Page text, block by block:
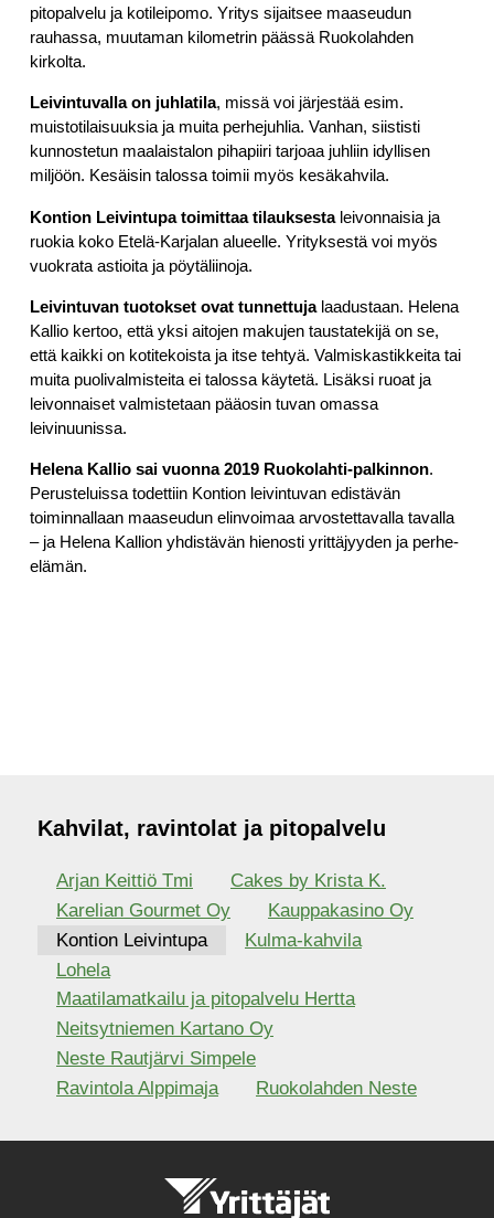
Kahvilat, ravintolat ja pitopalvelu
Arjan Keittiö Tmi
Cakes by Krista K.
Karelian Gourmet Oy
Kauppakasino Oy
Kontion Leivintupa
Kulma-kahvila
Lohela
Maatilamatkailu ja pitopalvelu Hertta
Neitsytniemen Kartano Oy
Neste Rautjärvi Simpele
Ravintola Alppimaja
Ruokolahden Neste
pitopalvelu ja kotileipomo. Yritys sijaitsee maaseudun
rauhassa, muutaman kilometrin päässä Ruokolahden
kirkolta.
Leivintuvalla on juhlatila, missä voi järjestää esim.
muistotilaisuuksia ja muita perhejuhlia. Vanhan, siististi
kunnostetun maalaistalon pihapiiri tarjoaa juhliin idyllisen
miljöön. Kesäisin talossa toimii myös kesäkahvila.
Kontion Leivintupa toimittaa tilauksestaleivonnaisia ja
ruokia koko Etelä-Karjalan alueelle. Yrityksestä voi myös
vuokrata astioita ja pöytäliinoja.
Leivintuvan tuotokset ovat tunnettujalaadustaan. Helena
Kallio kertoo, että yksi aitojen makujen taustatekijä on se,
että kaikki on kotitekoista ja itse tehtyä. Valmiskastikkeita tai
muita puolivalmisteita ei talossa käytetä. Lisäksi ruoat ja
leivonnaiset valmistetaan pääosin tuvan omassa
leivinuunissa.
Helena Kallio sai vuonna 2019 Ruokolahti-palkinnon.
Perusteluissa todettiin Kontion leivintuvan edistävän
toiminnallaan maaseudun elinvoimaa arvostettavalla tavalla
– ja Helena Kallion yhdistävän hienosti yrittäjyyden ja perhe-
elämän.